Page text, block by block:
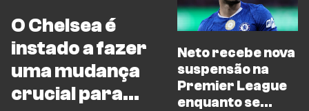
O Chelsea é
instado a fazer
uma mudança
crucial para
Neto recebe nova
suspensão na
Premier League
enquanto se